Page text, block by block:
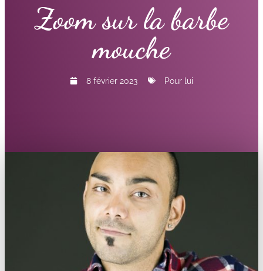
Zoom sur la barbe
mouche
8 février 2023 Pour lui